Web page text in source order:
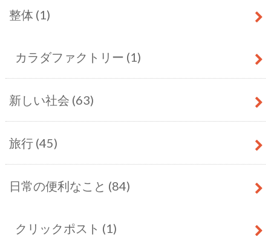
整体 (1)
カラダファクトリー (1)
新しい社会 (63)
旅行 (45)
日常の便利なこと (84)
クリックポスト (1)